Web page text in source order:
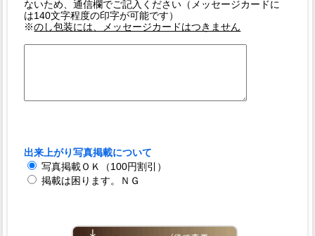
ないため、通信欄でご記入ください（メッセージカードに
は140文字程度の印字が可能です）
※のし包装には、メッセージカードはつきません
出来上がり写真掲載について
写真掲載ＯＫ（100円割引）
掲載は困ります。ＮＧ